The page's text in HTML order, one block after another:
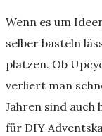
Wenn es um
selber basteln
platzen. Ob
verliert man
Jahren sind auch
für DIY